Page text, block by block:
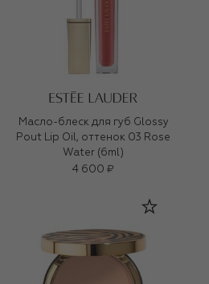
Масло-блеск для губ Glossy
Pout Lip Oil, оттенок 03 Rose
Water (6ml)
4 600 ₽